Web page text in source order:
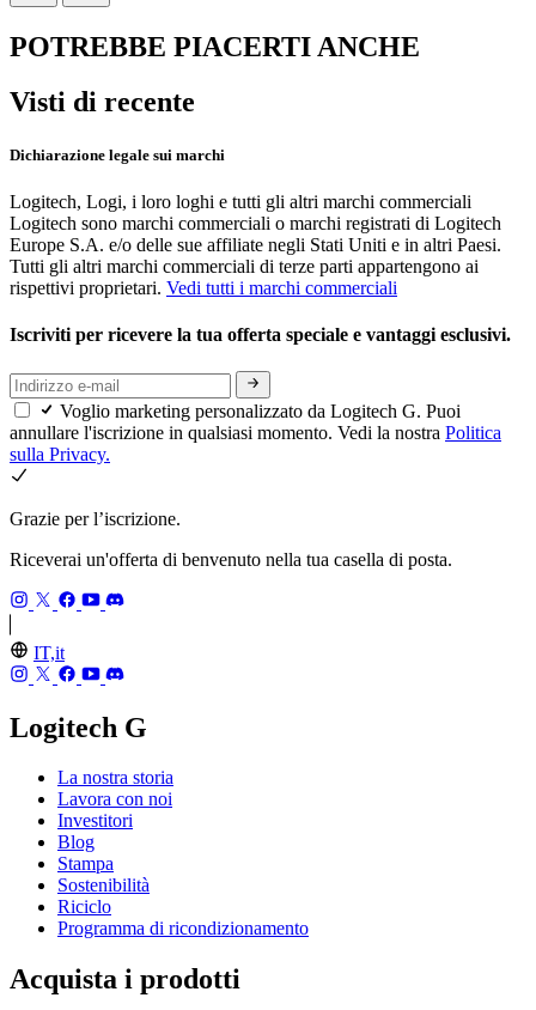
POTREBBE PIACERTI ANCHE
Visti di recente
Dichiarazione legale sui marchi
Logitech, Logi, i loro loghi e tutti gli altri marchi commerciali
Logitech sono marchi commerciali o marchi registrati di Logitech
Europe S.A. e/o delle sue affiliate negli Stati Uniti e in altri Paesi.
Tutti gli altri marchi commerciali di terze parti appartengono ai
rispettivi proprietari. Vedi tutti i marchi commerciali
Iscriviti per ricevere la tua offerta speciale e vantaggi esclusivi.
Voglio marketing personalizzato da Logitech G. Puoi
annullare l'iscrizione in qualsiasi momento. Vedi la nostra Politica
sulla Privacy.
Grazie per l’iscrizione.
Riceverai un'offerta di benvenuto nella tua casella di posta.
IT,it
Logitech G
La nostra storia
Lavora con noi
Investitori
Blog
Stampa
Sostenibilità
Riciclo
Programma di ricondizionamento
Acquista i prodotti